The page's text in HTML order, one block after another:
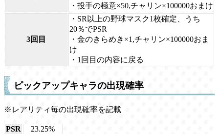
・投手の極意×50,チャリン×100000おまけ
3回目
・SR以上の野球マスク1枚確定、うち
20％でPSR
・金のきらめき×1,チャリン×100000おま
け
・1回目の内容に戻る
ピックアップキャラの出現確率
※レアリティ毎の出現確率を記載
PSR
23.25%